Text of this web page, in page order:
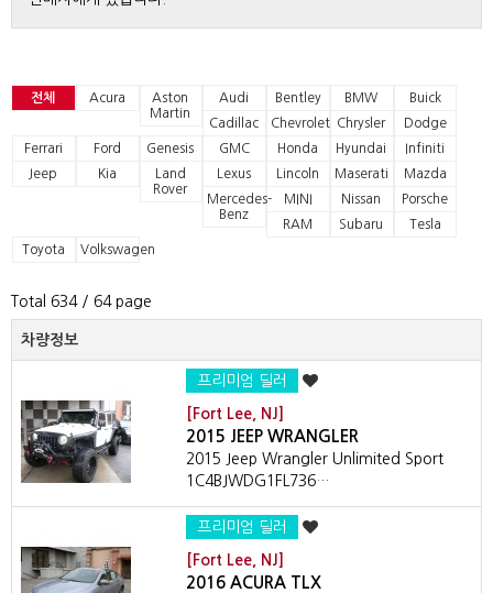
전체 Acura
Aston
Martin
Audi Bentley BMW
Buick
Cadillac
Chevrolet Chrysler
Dodge
Ferrari
Ford Genesis GMC Honda Hyundai
Infiniti
Jeep
Kia
Land
Rover
Lexus Lincoln Maserati
Mazda
Mercedes-
Benz
MINI Nissan
Porsche
RAM
Subaru
Tesla
Toyota
Volkswagen
Total 634/ 64 page
차량정보
프리미엄 딜러
[Fort Lee, NJ]
2015 JEEP WRANGLER
2015 Jeep Wrangler Unlimited Sport
1C4BJWDG1FL736…
프리미엄 딜러
[Fort Lee, NJ]
2016 ACURA TLX